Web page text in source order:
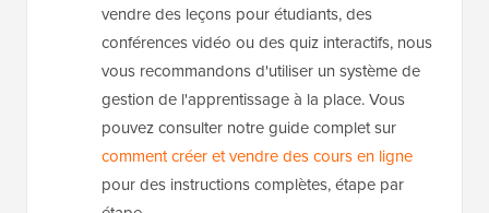
vendre des leçons pour étudiants, des
conférences vidéo ou des quiz interactifs, nous
vous recommandons d'utiliser un système de
gestion de l'apprentissage à la place. Vous
pouvez consulter notre guide complet sur
comment créer et vendre des cours en ligne
pour des instructions complètes, étape par